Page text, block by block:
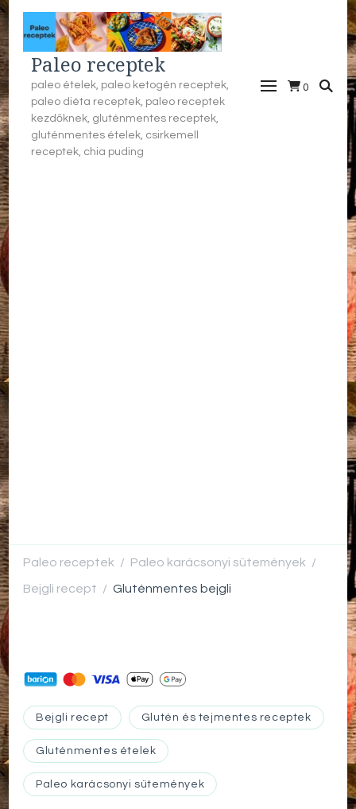
Paleo receptek
paleo ételek, paleo ketogén receptek,
paleo diéta receptek, paleo receptek
kezdőknek, gluténmentes receptek,
gluténmentes ételek, csirkemell
receptek, chia puding
0
Paleo receptek / Paleo karácsonyi sütemények /
Bejgli recept / Gluténmentes bejgli
Bejgli recept Glutén és tejmentes receptek
Gluténmentes ételek
Paleo karácsonyi sütemények